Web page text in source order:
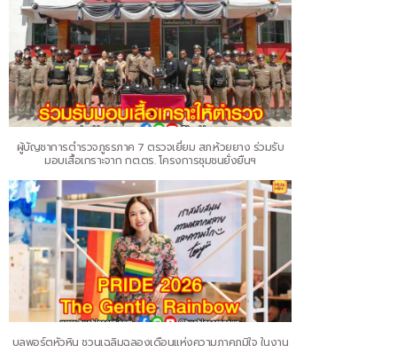
ผู้บัญชาการตำรวจภูธรภาค 7 ตรวจเยี่ยม สภ.ห้วยยาง ร่วมรับ
มอบเสื้อเกราะจาก กต.ตร. โครงการชุมชนยั่งยืนฯ
บลูพอร์ตหัวหิน ชวนเฉลิมฉลองเดือนแห่งความภาคภูมิใจ ในงาน